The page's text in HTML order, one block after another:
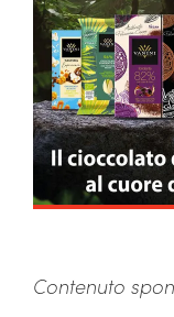
Contenuto